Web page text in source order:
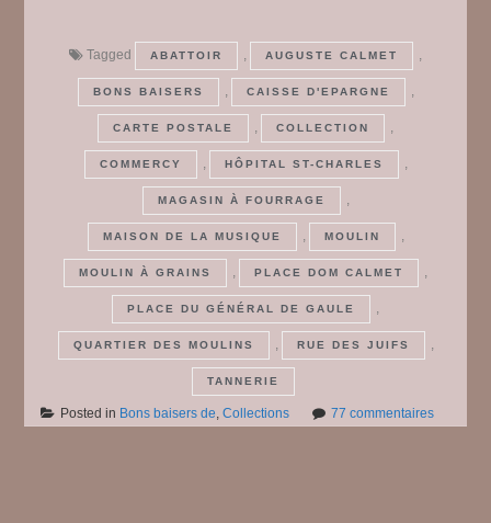
Tagged ABATTOIR , AUGUSTE CALMET ,
BONS BAISERS , CAISSE D'EPARGNE ,
CARTE POSTALE , COLLECTION ,
COMMERCY , HÔPITAL ST-CHARLES ,
MAGASIN À FOURRAGE ,
MAISON DE LA MUSIQUE , MOULIN ,
MOULIN À GRAINS , PLACE DOM CALMET ,
PLACE DU GÉNÉRAL DE GAULE ,
QUARTIER DES MOULINS , RUE DES JUIFS ,
TANNERIE
Posted in Bons baisers de,Collections 77 commentairessur